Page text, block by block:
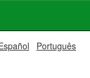
Português